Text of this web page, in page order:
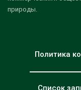
природы.
Политика